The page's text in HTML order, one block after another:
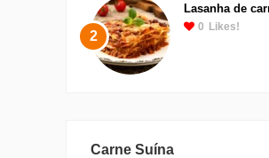
2
Lasanha de
0 Likes!
Carne Suína